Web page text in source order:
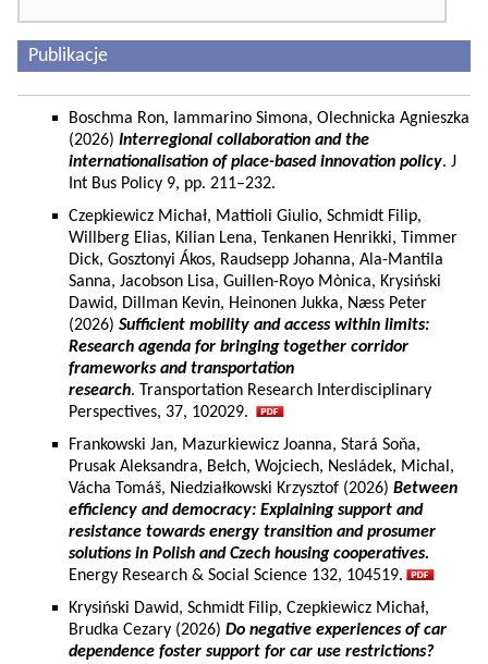
Publikacje
Boschma Ron, Iammarino Simona, Olechnicka Agnieszka
(2026) Interregional collaboration and the
internationalisation of place-based innovation policy. J
Int Bus Policy 9, pp. 211–232.
Czepkiewicz Michał, Mattioli Giulio, Schmidt Filip,
Willberg Elias, Kilian Lena, Tenkanen Henrikki, Timmer
Dick, Gosztonyi Ákos, Raudsepp Johanna, Ala-Mantila
Sanna, Jacobson Lisa, Guillen-Royo Mònica, Krysiński
Dawid, Dillman Kevin, Heinonen Jukka, Næss Peter
(2026) Sufficient mobility and access within limits:
Research agenda for bringing together corridor
frameworks and transportation
research. Transportation Research Interdisciplinary
Perspectives, 37, 102029.
Frankowski Jan, Mazurkiewicz Joanna, Stará Soňa,
Prusak Aleksandra, Bełch, Wojciech, Nesládek, Michal,
Vácha Tomáš, Niedziałkowski Krzysztof (2026) Between
efficiency and democracy: Explaining support and
resistance towards energy transition and prosumer
solutions in Polish and Czech housing cooperatives.
Energy Research & Social Science 132, 104519.
Krysiński Dawid, Schmidt Filip, Czepkiewicz Michał,
Brudka Cezary (2026) Do negative experiences of car
dependence foster support for car use restrictions?